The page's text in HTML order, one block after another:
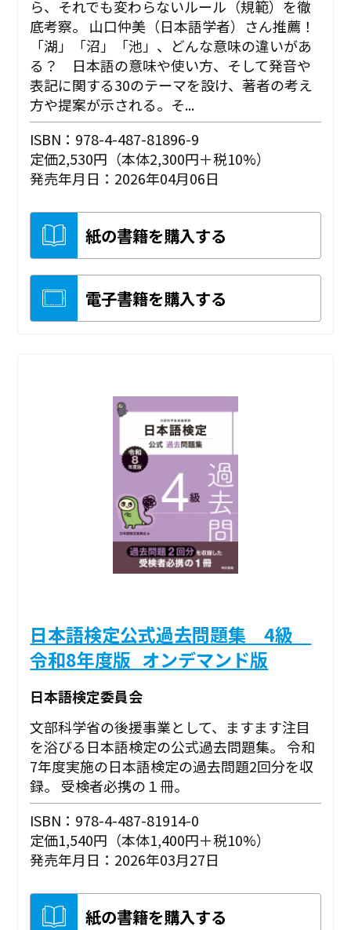
ら、それでも変わらないルール（規範）を徹
底考察。 山口仲美（日本語学者）さん推薦！
「湖」「沼」「池」、どんな意味の違いがあ
る？ 日本語の意味や使い方、そして発音や
表記に関する30のテーマを設け、著者の考え
方や提案が示される。そ...
ISBN：978-4-487-81896-9
定価2,530円（本体2,300円＋税10%）
発売年月日：2026年04月06日
紙の書籍を購入する
電子書籍を購入する
日本語検定公式過去問題集 4級
令和8年度版_オンデマンド版
日本語検定委員会
文部科学省の後援事業として、ますます注目
を浴びる日本語検定の公式過去問題集。 令和
7年度実施の日本語検定の過去問題2回分を収
録。 受検者必携の１冊。
ISBN：978-4-487-81914-0
定価1,540円（本体1,400円＋税10%）
発売年月日：2026年03月27日
紙の書籍を購入する